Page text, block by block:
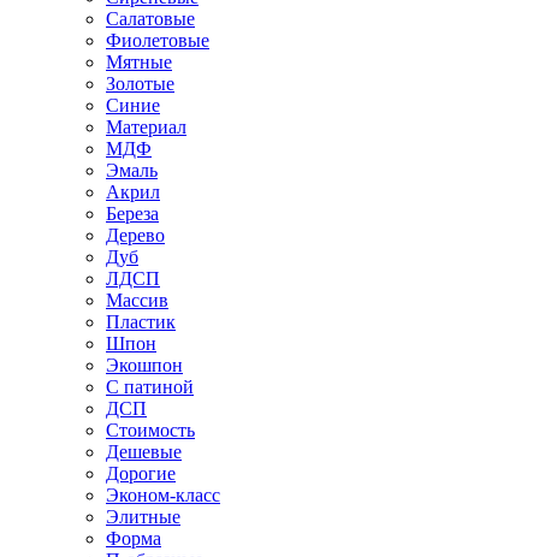
Салатовые
Фиолетовые
Мятные
Золотые
Синие
Материал
МДФ
Эмаль
Акрил
Береза
Дерево
Дуб
ЛДСП
Массив
Пластик
Шпон
Экошпон
С патиной
ДСП
Стоимость
Дешевые
Дорогие
Эконом-класс
Элитные
Форма